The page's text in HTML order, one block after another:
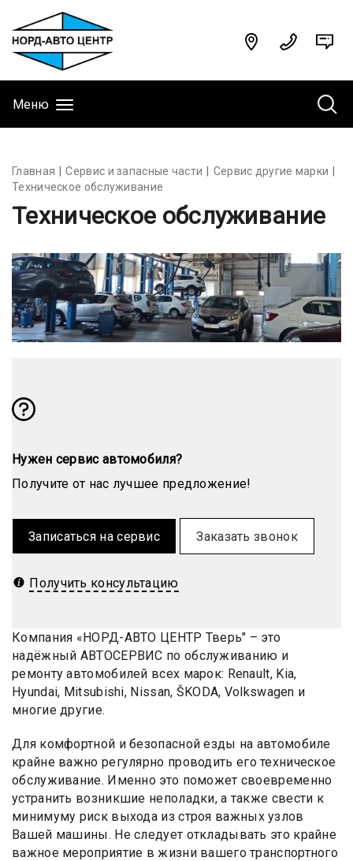
Меню
Главная Сервис и запасные части
Сервис другие марки
Техническое обслуживание
Техническое обслуживание
Нужен сервис автомобиля?
Получите от нас лучшее предложение!
Записаться на сервис Заказать звонок
Получить консультацию
Компания «НОРД-АВТО ЦЕНТР Тверь" – это
надёжный АВТОСЕРВИС по обслуживанию и
ремонту автомобилей всех марок: Renault, Kia,
Hyundai, Mitsubishi, Nissan, ŠKODA, Volkswagen и
многие другие.
Для комфортной и безопасной езды на автомобиле
крайне важно регулярно проводить его техническое
обслуживание. Именно это поможет своевременно
устранить возникшие неполадки, а также свести к
минимуму риск выхода из строя важных узлов
Вашей машины. Не следует откладывать это крайне
важное мероприятие в жизни вашего транспортного